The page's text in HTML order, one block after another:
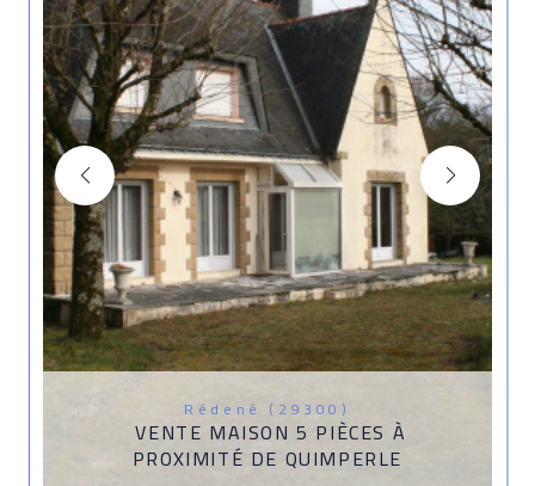
Rédené (29300)
VENTE MAISON 5 PIÈCES À
PROXIMITÉ DE QUIMPERLE